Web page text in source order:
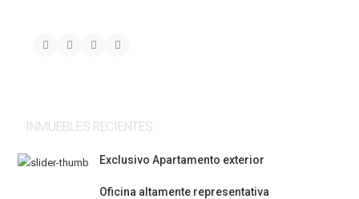
INMUEBLES RECIENTES
Exclusivo Apartamento exterior
Oficina altamente representativa